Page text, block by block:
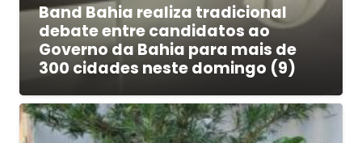
Band Bahia realiza tradicional
debate entre candidatos ao
Governo da Bahia para mais de
300 cidades neste domingo (9)